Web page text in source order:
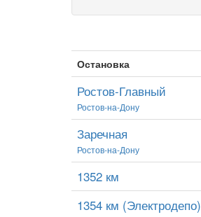
Остановка
Ростов-Главный
Ростов-на-Дону
Заречная
Ростов-на-Дону
1352 км
1354 км (Электродепо)